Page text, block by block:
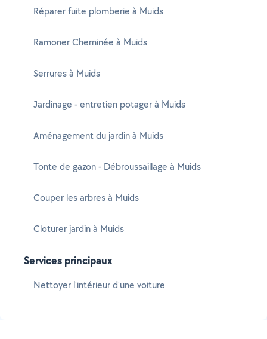
Réparer fuite plomberie à Muids
Ramoner Cheminée à Muids
Serrures à Muids
Jardinage - entretien potager à Muids
Aménagement du jardin à Muids
Tonte de gazon - Débroussaillage à Muids
Couper les arbres à Muids
Cloturer jardin à Muids
Services principaux
Nettoyer l'intérieur d'une voiture